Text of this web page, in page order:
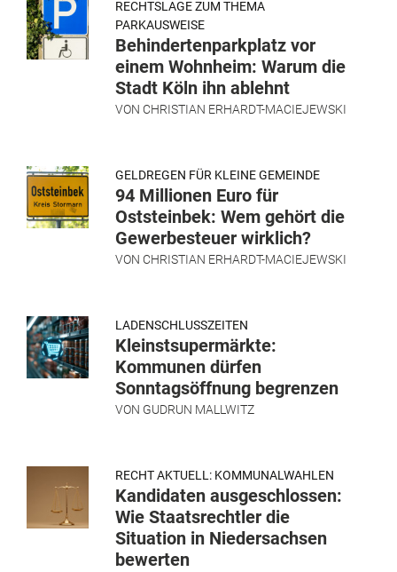
RECHTSLAGE ZUM THEMA
PARKAUSWEISE
Behindertenparkplatz vor
einem Wohnheim: Warum die
Stadt Köln ihn ablehnt
VON CHRISTIAN ERHARDT-MACIEJEWSKI
GELDREGEN FÜR KLEINE GEMEINDE
94 Millionen Euro für
Oststeinbek: Wem gehört die
Gewerbesteuer wirklich?
VON CHRISTIAN ERHARDT-MACIEJEWSKI
LADENSCHLUSSZEITEN
Kleinstsupermärkte:
Kommunen dürfen
Sonntagsöffnung begrenzen
VON GUDRUN MALLWITZ
RECHT AKTUELL: KOMMUNALWAHLEN
Kandidaten ausgeschlossen:
Wie Staatsrechtler die
Situation in Niedersachsen
bewerten